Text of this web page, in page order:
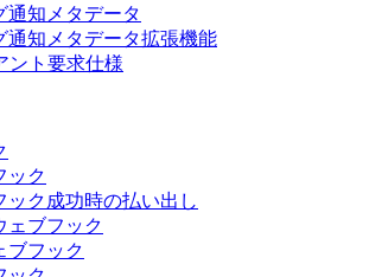
通知メタデータ
通知メタデータ拡張機能
ント要求仕様
ック
ック成功時の払い出し
ェブフック
ブフック